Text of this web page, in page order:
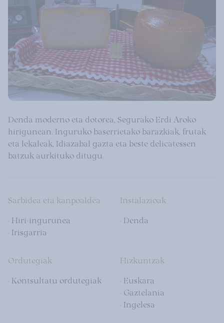
Denda moderno eta dotorea, Segurako Erdi Aroko
hirigunean. Inguruko baserrietako barazkiak, frutak
eta lekaleak, Idiazabal gazta eta beste delicatessen
batzuk aurkituko ditugu.
Sarbidea eta kanpoaldea
· Hiri-ingurunea
· Irisgarria
Instalazioak
· Denda
Ordutegiak
· Kontsultatu ordutegiak
Hizkuntzak
· Euskara
· Gaztelania
· Ingelesa